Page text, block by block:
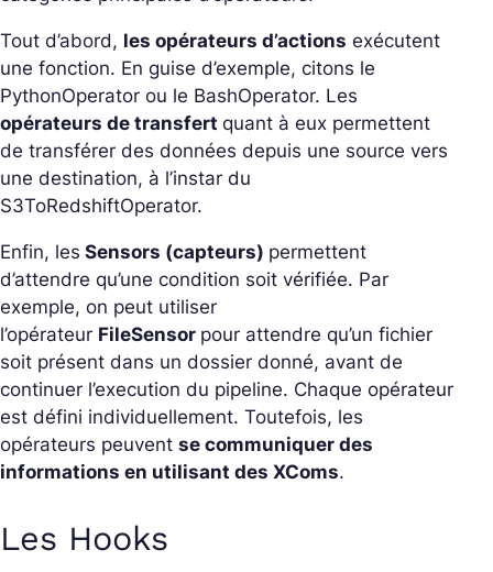
Tout d’abord, les opérateurs d’actions exécutent
une fonction. En guise d’exemple, citons le
PythonOperator ou le BashOperator. Les
opérateurs de transfert quant à eux permettent
de transférer des données depuis une source vers
une destination, à l’instar du
S3ToRedshiftOperator.
Enfin, les Sensors (capteurs) permettent
d’attendre qu’une condition soit vérifiée. Par
exemple, on peut utiliser
l’opérateur FileSensor pour attendre qu’un fichier
soit présent dans un dossier donné, avant de
continuer l’execution du pipeline. Chaque opérateur
est défini individuellement. Toutefois, les
opérateurs peuvent se communiquer des
informations en utilisant des XComs.
Les Hooks